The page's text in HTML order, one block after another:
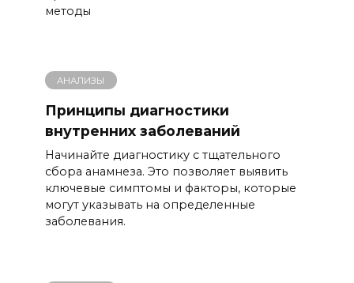
методы
АНАЛИЗЫ
Принципы диагностики
внутренних заболеваний
Начинайте диагностику с тщательного
сбора анамнеза. Это позволяет выявить
ключевые симптомы и факторы, которые
могут указывать на определенные
заболевания.